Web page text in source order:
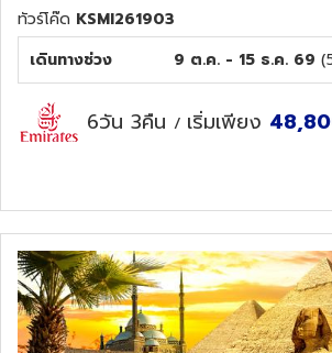
ทัวร์โค๊ด KSMI261903
เดินทางช่วง
9 ต.ค. - 15 ธ.ค. 69 (
6วัน 3คืน / เริ่มเพียง